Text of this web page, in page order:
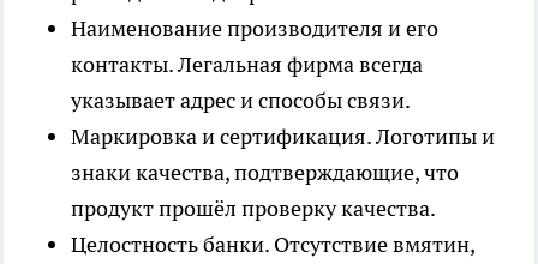
Наименование производителя и его
контакты. Легальная фирма всегда
указывает адрес и способы связи.
Маркировка и сертификация. Логотипы и
знаки качества, подтверждающие, что
продукт прошёл проверку качества.
Целостность банки. Отсутствие вмятин,